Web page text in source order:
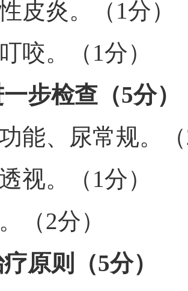
皮炎。（1分）
咬。（1分）
步检查（5分）
能、尿常规。
视。（1分）
（2分）
原则（5分）